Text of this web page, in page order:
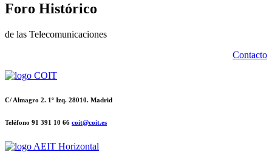
Foro Histórico
de las Telecomunicaciones
Contacto
C/ Almagro 2. 1º Izq. 28010. Madrid
Teléfono 91 391 10 66 coit@coit.es